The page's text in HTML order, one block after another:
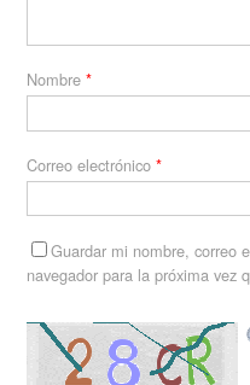
Nombre*
Correo electrónico*
Guardar mi nombre, correo
navegador para la próxima vez